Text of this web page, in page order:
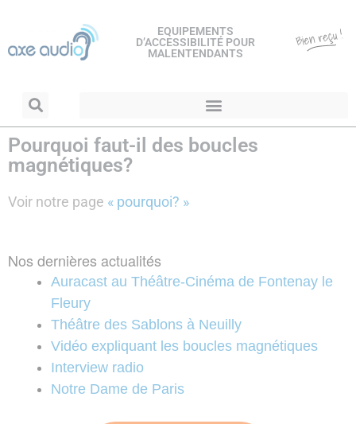
EQUIPEMENTS
D’ACCESSIBILITÉ POUR
MALENTENDANTS
Pourquoi faut-il des boucles
magnétiques?
Voir notre page « pourquoi? »
Nos dernières actualités
Auracast au Théâtre-Cinéma de Fontenay le
Fleury
Théâtre des Sablons à Neuilly
Vidéo expliquant les boucles magnétiques
Interview radio
Notre Dame de Paris